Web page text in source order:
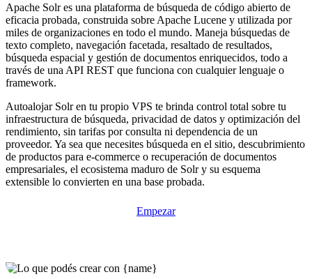
Apache Solr es una plataforma de búsqueda de código abierto de
eficacia probada, construida sobre Apache Lucene y utilizada por
miles de organizaciones en todo el mundo. Maneja búsquedas de
texto completo, navegación facetada, resaltado de resultados,
búsqueda espacial y gestión de documentos enriquecidos, todo a
través de una API REST que funciona con cualquier lenguaje o
framework.
Autoalojar Solr en tu propio VPS te brinda control total sobre tu
infraestructura de búsqueda, privacidad de datos y optimización del
rendimiento, sin tarifas por consulta ni dependencia de un
proveedor. Ya sea que necesites búsqueda en el sitio, descubrimiento
de productos para e-commerce o recuperación de documentos
empresariales, el ecosistema maduro de Solr y su esquema
extensible lo convierten en una base probada.
Empezar